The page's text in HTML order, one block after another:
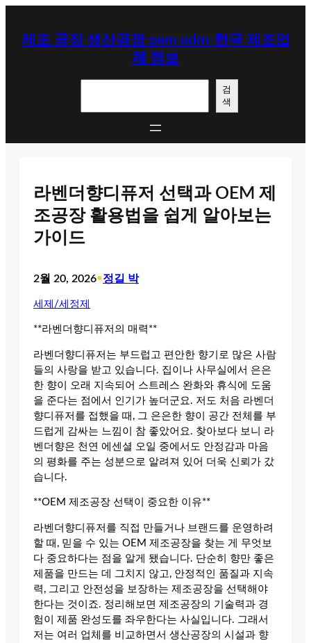
제조 공장 생산공장 oem odm-한국 제조업
체 정보
검
색
라벤더향디퓨저 선택과 OEM 제
조공장 활용법을 쉽게 알아보는
가이드
2월 20, 2026•정길 박
세제/세정제
**라벤더향디퓨저의 매력**
라벤더향디퓨저는 부드럽고 편안한 향기로 많은 사람
들의 사랑을 받고 있습니다. 집이나 사무실에서 은은
한 향이 오래 지속되어 스트레스 완화와 휴식에 도움
을 준다는 점에서 인기가 높더군요. 저도 처음 라벤더
향디퓨저를 접했을 때, 그 은은한 향이 공간 전체를 부
드럽게 감싸는 느낌이 참 좋았어요. 찾아보다 보니 라
벤더향은 천연 에센셜 오일 중에서도 안정감과 마음
의 평화를 주는 성분으로 알려져 있어 더욱 신뢰가 갔
습니다.
**OEM 제조공장 선택이 중요한 이유**
라벤더향디퓨저를 직접 만들거나 브랜드를 운영하려
할 때, 믿을 수 있는 OEM 제조공장을 찾는 게 무엇보
다 중요하다는 점을 알게 됐습니다. 단순히 향만 좋은
제품을 만드는 데 그치지 않고, 안정적인 품질과 지속
력, 그리고 안전성을 보장하는 제조공장을 선택해야
한다는 것이죠. 정리해보면 제조공장의 기술력과 경
험이 제품 완성도를 좌우한다는 사실입니다. 그래서
저는 여러 업체를 비교하면서 생산공장의 시설과 향